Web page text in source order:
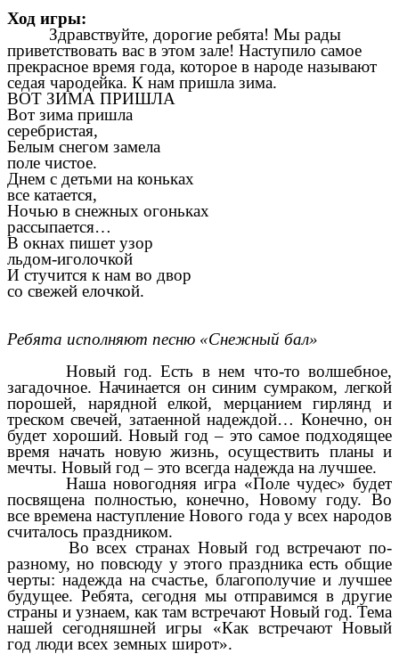
Ход игры:
Здравствуйте, дорогие ребята! Мы рады
приветствовать вас в этом зале! Наступило самое
прекрасное время года, которое в народе называют
седая чародейка. К нам пришла зима.
ВОТ ЗИМА ПРИШЛА
Вот зима пришла
серебристая,
Белым снегом замела
поле чистое.
Днем с детьми на коньках
все катается,
Ночью в снежных огоньках
рассыпается…
В окнах пишет узор
льдом-иголочкой
И стучится к нам во двор
со свежей елочкой.
Ребята исполняют песню «Снежный бал»
Новый год. Есть в нем что-то волшебное,
загадочное. Начинается он синим сумраком, легкой
порошей, нарядной елкой, мерцанием гирлянд и
треском свечей, затаенной надеждой… Конечно, он
будет хороший. Новый год – это самое подходящее
время начать новую жизнь, осуществить планы и
мечты. Новый год – это всегда надежда на лучшее.
Наша новогодняя игра «Поле чудес» будет
посвящена полностью, конечно, Новому году. Во
все времена наступление Нового года у всех народов
считалось праздником.
Во всех странах Новый год встречают по-
разному, но повсюду у этого праздника есть общие
черты: надежда на счастье, благополучие и лучшее
будущее. Ребята, сегодня мы отправимся в другие
страны и узнаем, как там встречают Новый год. Тема
нашей сегодняшней игры «Как встречают Новый
год люди всех земных широт».